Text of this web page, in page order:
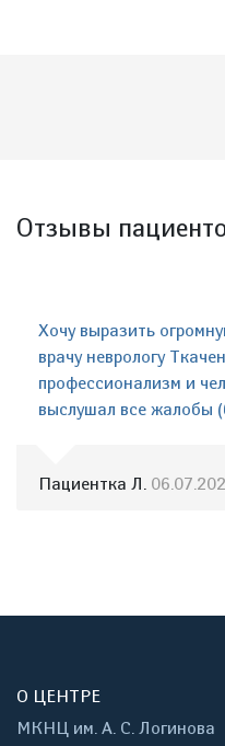
Отзывы
Хочу выразить
врачу неврологу
профессионализм и
выслушал все жалобы
Пациентка Л.
О ЦЕНТРЕ
МКНЦ им. А. С. Логинова